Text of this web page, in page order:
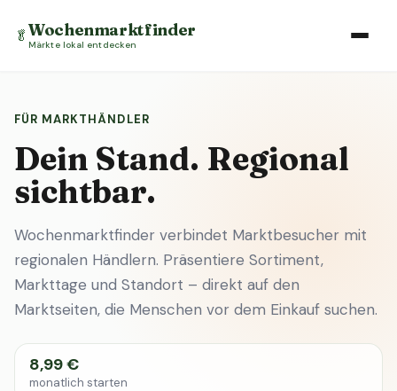
🥬Wochenmarktfinder
Märkte lokal entdecken
FÜR MARKTHÄNDLER
Dein Stand. Regional
sichtbar.
Wochenmarktfinder verbindet Marktbesucher mit
regionalen Händlern. Präsentiere Sortiment,
Markttage und Standort – direkt auf den
Marktseiten, die Menschen vor dem Einkauf suchen.
8,99 €
monatlich starten